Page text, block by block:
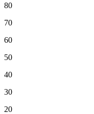
80
70
60
50
40
30
20